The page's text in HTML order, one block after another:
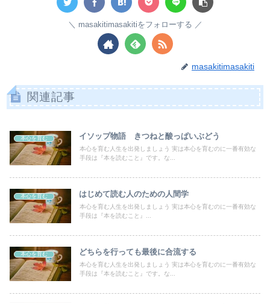
masakitimasakitiをフォローする
masakitimasakiti
関連記事
本心を育む イソップ物語 きつねと酸っぱいぶどう
本心を育む人生を出発しましょう 実は本心を育むのに一番有効な
手段は『本を読むこと』です。な...
本心を育む はじめて読む人のための人間学
本心を育む人生を出発しましょう 実は本心を育むのに一番有効な
手段は『本を読むこと』...
本心を育む どちらを行っても最後に合流する
本心を育む人生を出発しましょう 実は本心を育むのに一番有効な
手段は『本を読むこと』です。な...